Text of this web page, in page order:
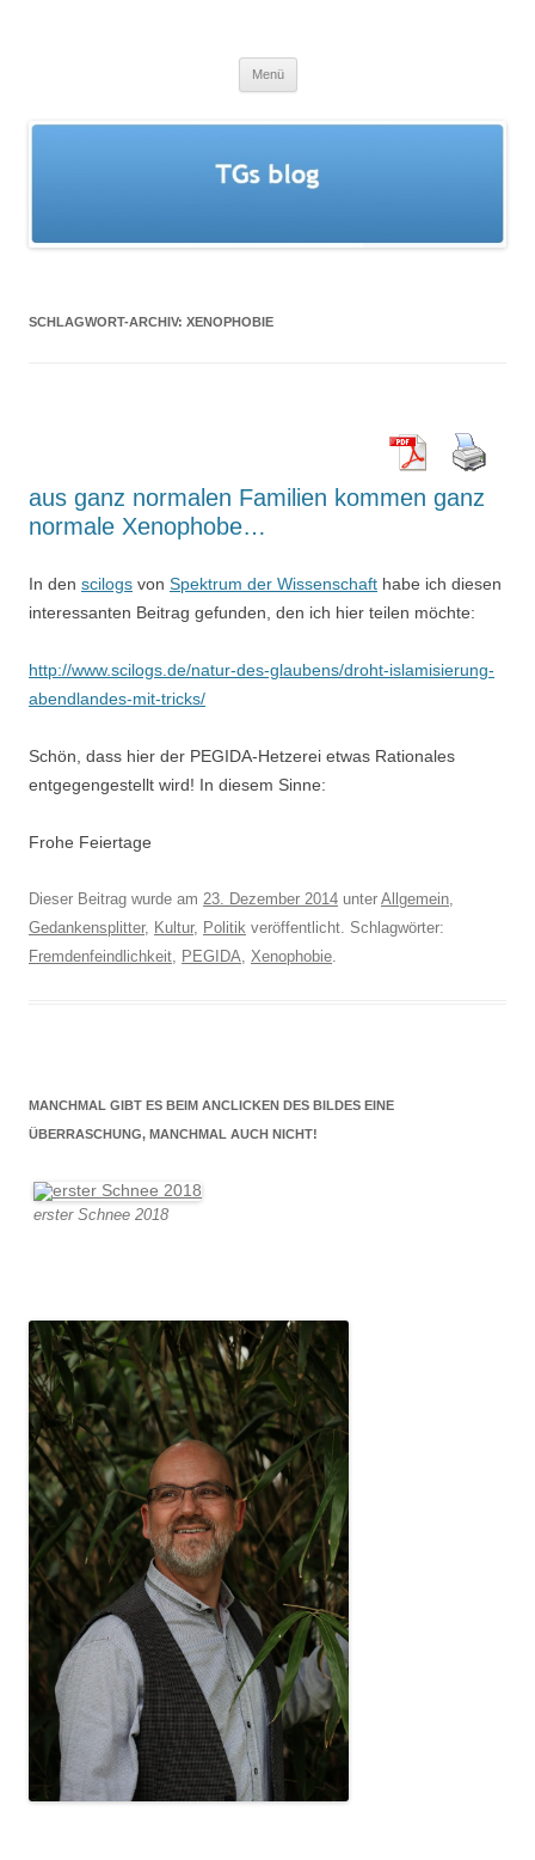
Menü
SCHLAGWORT-ARCHIV: XENOPHOBIE
aus ganz normalen Familien kommen ganz
normale Xenophobe…
In den scilogs von Spektrum der Wissenschaft habe ich diesen
interessanten Beitrag gefunden, den ich hier teilen möchte:
http://www.scilogs.de/natur-des-glaubens/droht-islamisierung-
abendlandes-mit-tricks/
Schön, dass hier der PEGIDA-Hetzerei etwas Rationales
entgegengestellt wird! In diesem Sinne:
Frohe Feiertage
Dieser Beitrag wurde am 23. Dezember 2014 unter Allgemein,
Gedankensplitter, Kultur, Politik veröffentlicht. Schlagwörter:
Fremdenfeindlichkeit, PEGIDA, Xenophobie.
MANCHMAL GIBT ES BEIM ANCLICKEN DES BILDES EINE
ÜBERRASCHUNG, MANCHMAL AUCH NICHT!
erster Schnee 2018